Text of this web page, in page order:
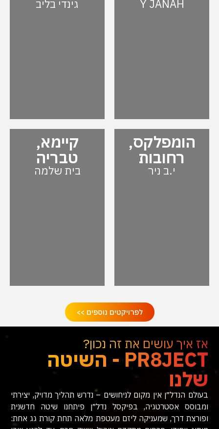
Y JANAH גינדי בליב
קיימא,
טבריה
בית שלמה
הומפלקס,
רחובות
י.ב ניר
לפרויקטים נוספים >>
אז איך עושים את זה נכון?
PR8JECT - השיטה
שלנו
בעולם הנדל״ן אין מקום לניחושים – נדרש תהליך מדויק, יצירתי
ומבוסס אסטרטגיה, בפיקסל נדל״ן פיתחנו שיטה חדשנית
ופורצת דרך, שמעניקה ליזם מעטפת מלאה תחת קורת גג אחת: